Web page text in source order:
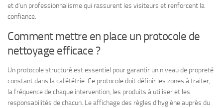
et d’un professionnalisme qui rassurent les visiteurs et renforcent la
confiance.
Comment mettre en place un protocole de
nettoyage efficace ?
Un protocole structuré est essentiel pour garantir un niveau de propreté
constant dans la cafététrie. Ce protocole doit définir les zones à traiter,
la fréquence de chaque intervention, les produits à utiliser et les
responsabilités de chacun. Le affichage des règles d’hygiène auprès du